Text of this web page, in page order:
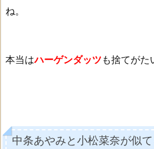
ね。
本当はハーゲンダッツ も捨てがた
中条あやみと小松菜奈が似